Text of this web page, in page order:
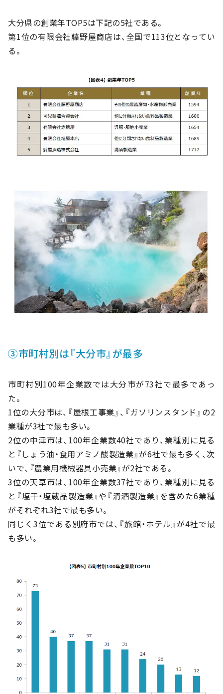
大分県の創業年TOP5は下記の5社である。
第1位の有限会社藤野屋商店は、全国で113位となってい
る。
③市町村別は『大分市』が最多
市町村別100年企業数では大分市が73社で最多であっ
た。
1位の大分市は、『屋根工事業』、『ガソリンスタンド』の2
業種が3社で最も多い。
2位の中津市は、100年企業数40社であり、業種別に見る
と『しょう油・食用アミノ酸製造業』が6社で最も多く、次
いで、『農業用機械器具小売業』が2社である。
3位の天草市は、100年企業数37社であり、業種別に見る
と『塩干・塩蔵品製造業』や『清酒製造業』を含めた6業種
がそれぞれ3社で最も多い。
同じく3位である別府市では、『旅館・ホテル』が4社で最
も多い。